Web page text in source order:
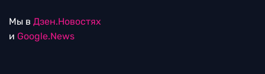
Мы в Дзен.Новостях
и Google.News